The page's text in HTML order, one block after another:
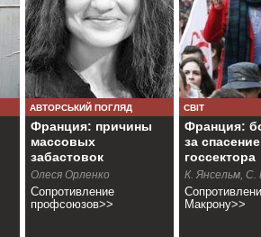
АВТОРСЬКИЙ ПОГЛЯД
Франция: причины
массовых
забастовок
Олеся Орленко
Сопротивление
профсоюзов>>
СВІТ
Франция:
за спасение
госсектора
К. Янсельм, С.
Макрону>>